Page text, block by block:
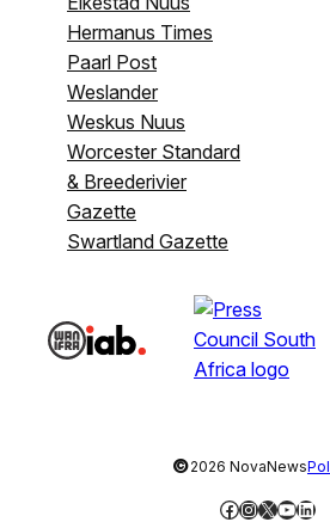
Hermanus Times
Paarl Post
Weslander
Weskus Nuus
Worcester Standard
& Breederivier
Gazette
Swartland Gazette
©2026 NovaNews
Facebook
Instagram
X